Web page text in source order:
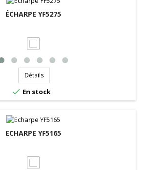
ÉCHARPE YF5275
Détails
 En stock
ECHARPE YF5165